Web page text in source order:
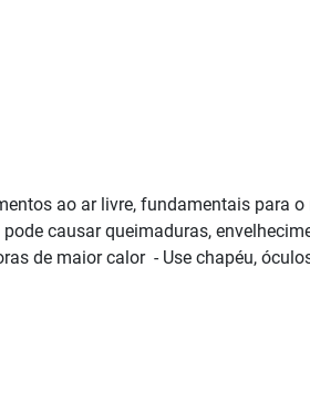
ao ar livre, fundamentais para o
causar queimaduras,
de maior calor - Use chapéu,